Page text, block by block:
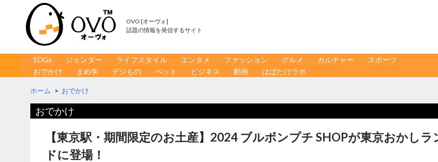
OVO [オーヴォ]
話題の情報を発信するサイト
コンテンツへ移動
SDGs ジェンダー ライフスタイル エンタメ ファッション グルメ カルチャー
スポーツ
おでかけ
まめ学 デジもの ペット ビジネス 動画 はばたけラボ
ホーム > おでかけ
おでかけ
【東京駅・期間限定のお土産】2024 ブルボンプチ SHOPが東京おかしラ
ドに登場！